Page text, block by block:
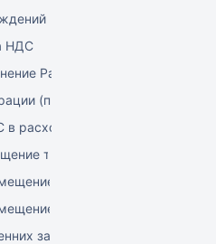
при отгрузке товара
НДС
Расчетной ставки НДС
(продажа)
расходных документах
товаров
через документ
через накладные (РБ)
заказов